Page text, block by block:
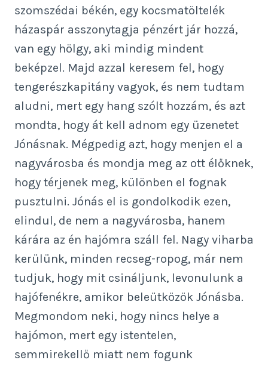
szomszédai békén, egy kocsmatöltelék
házaspár asszonytagja pénzért jár hozzá,
van egy hölgy, aki mindig mindent
beképzel. Majd azzal keresem fel, hogy
tengerészkapitány vagyok, és nem tudtam
aludni, mert egy hang szólt hozzám, és azt
mondta, hogy át kell adnom egy üzenetet
Jónásnak. Mégpedig azt, hogy menjen el a
nagyvárosba és mondja meg az ott élőknek,
hogy térjenek meg, különben el fognak
pusztulni. Jónás el is gondolkodik ezen,
elindul, de nem a nagyvárosba, hanem
kárára az én hajómra száll fel. Nagy viharba
kerülünk, minden recseg-ropog, már nem
tudjuk, hogy mit csináljunk, levonulunk a
hajófenékre, amikor beleütközök Jónásba.
Megmondom neki, hogy nincs helye a
hajómon, mert egy istentelen,
semmirekellő miatt nem fogunk